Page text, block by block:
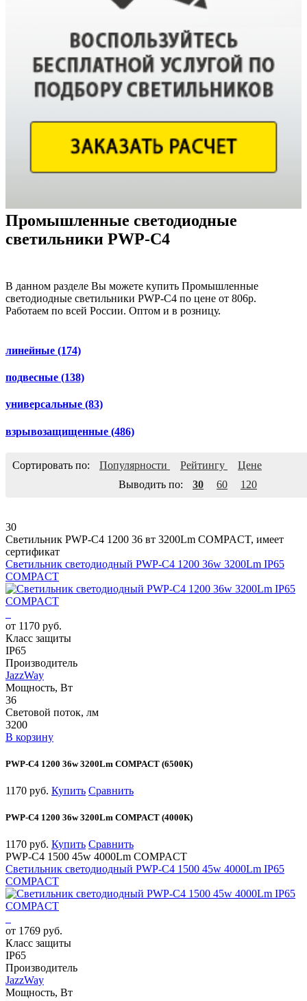
Промышленные светодиодные
светильники PWP-С4
В данном разделе Вы можете купить Промышленные
светодиодные светильники PWP-С4 по цене от 806р.
Работаем по всей России. Оптом и в розницу.
линейные (174)
подвесные (138)
универсальные (83)
взрывозащищенные (486)
Сортировать по: Популярности Рейтингу
Цене
Выводить по:
30 60 120
30
Светильник PWP-С4 1200 36 вт 3200Lm COMPACT, имеет
сертификат
Светильник светодиодный PWP-С4 1200 36w 3200Lm IP65
COMPACT
от 1170 руб.
Класс защиты
IP65
Производитель
JazzWay
Мощность, Вт
36
Световой поток, лм
3200
В корзину
PWP-С4 1200 36w 3200Lm COMPACT (6500К)
1170 руб. Купить Сравнить
PWP-С4 1200 36w 3200Lm COMPACT (4000К)
1170 руб. Купить Сравнить
PWP-С4 1500 45w 4000Lm COMPACT
Светильник светодиодный PWP-С4 1500 45w 4000Lm IP65
COMPACT
от 1769 руб.
Класс защиты
IP65
Производитель
JazzWay
Мощность, Вт